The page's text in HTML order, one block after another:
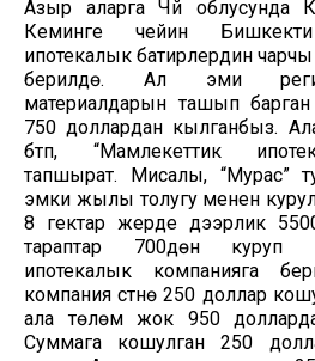
Азыр аларга Чүй облусунда
Кеминге чейин
ипотекалык батирлердин
берилүүдө. Ал эми
материалдарын ташып
750 доллардан кылганбыз.
бүтүп, “Мамлекеттик
тапшырат. Мисалы, “Мурас”
эмки жылы толугу менен
8 гектар жерде дээрлик
тараптар 700дөн куруп
ипотекалык компанияга
компания үстүнө 250 доллар
ала төлөмү жок 950
Суммага кошулган 250